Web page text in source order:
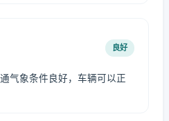
良好
气象条件良好，车辆可以正